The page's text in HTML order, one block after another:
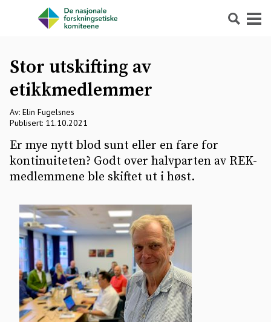
Søk Meny
Stor utskifting av
etikkmedlemmer
Av: Elin Fugelsnes
Publisert: 11.10.2021
Er mye nytt blod sunt eller en fare for
kontinuiteten? Godt over halvparten av REK-
medlemmene ble skiftet ut i høst.